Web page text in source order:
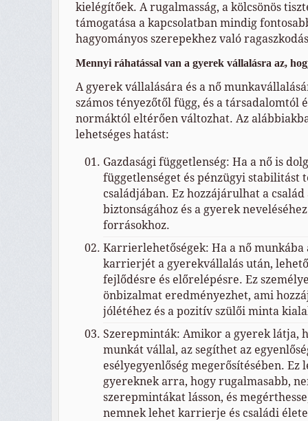
kielégítőek. A rugalmasság, a kölcsönös
támogatása a kapcsolatban mindig
hagyományos szerepekhez való
Mennyi ráhatással van a gyerek vállalásra az,
A gyerek vállalására és a nő
számos tényezőtől függ, és a társadalomtól
normáktól eltérően változhat. Az
lehetséges hatást:
Gazdasági függetlenség: Ha a nő is
függetlenséget és pénzügyi stabilitást
családjában. Ez hozzájárulhat a család
biztonságához és a gyerek
forrásokhoz.
Karrierlehetőségek: Ha a nő
karrierjét a gyerekvállalás után,
fejlődésre és előrelépésre. Ez
önbizalmat eredményezhet, ami
jólétéhez és a pozitív szülői minta
Szerepminták: Amikor a gyerek látja,
munkát vállal, az segíthet az
esélyegyenlőség megerősítésében. Ez
gyereknek arra, hogy rugalmasabb,
szerepmintákat lásson, és
nemnek lehet karrierje és családi